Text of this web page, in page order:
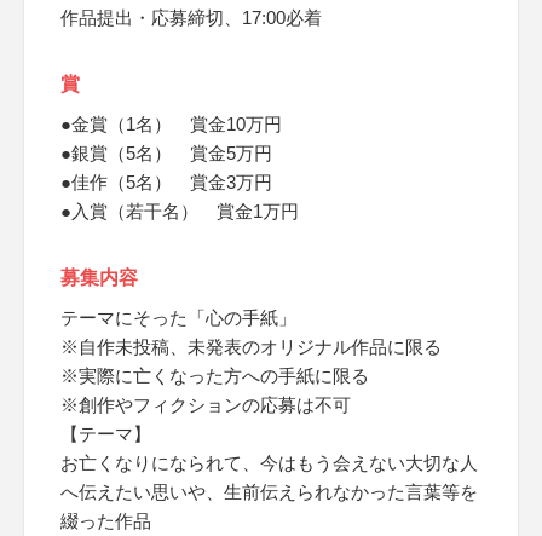
作品提出・応募締切、17:00必着
賞
●金賞（1名） 賞金10万円
●銀賞（5名） 賞金5万円
●佳作（5名） 賞金3万円
●入賞（若干名） 賞金1万円
募集内容
テーマにそった「心の手紙」
※自作未投稿、未発表のオリジナル作品に限る
※実際に亡くなった方への手紙に限る
※創作やフィクションの応募は不可
【テーマ】
お亡くなりになられて、今はもう会えない大切な人
へ伝えたい思いや、生前伝えられなかった言葉等を
綴った作品